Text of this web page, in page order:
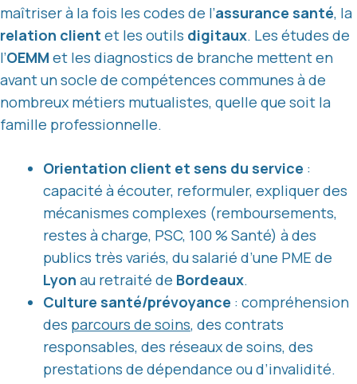
maîtriser à la fois les codes de l’assurance santé, la
relation client et les outils digitaux. Les études de
l’OEMM et les diagnostics de branche mettent en
avant un socle de compétences communes à de
nombreux métiers mutualistes, quelle que soit la
famille professionnelle.
Orientation client et sens du service :
capacité à écouter, reformuler, expliquer des
mécanismes complexes (remboursements,
restes à charge, PSC, 100 % Santé) à des
publics très variés, du salarié d’une PME de
Lyon au retraité de Bordeaux.
Culture santé/prévoyance : compréhension
des parcours de soins, des contrats
responsables, des réseaux de soins, des
prestations de dépendance ou d’invalidité.